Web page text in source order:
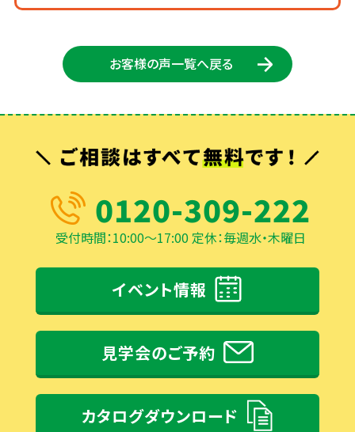
お客様の声一覧へ戻る
0120-309-222
受付時間：10:00～17:00 定休：毎週水・木曜日
イベント情報
見学会のご予約
カタログダウンロード